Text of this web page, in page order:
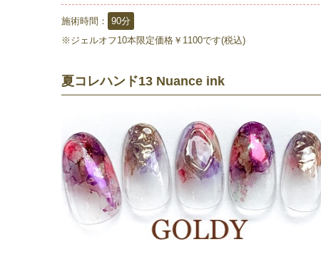
施術時間：
90分
※ジェルオフ10本限定価格￥1100です(税込)
夏コレハンド13 Nuance ink